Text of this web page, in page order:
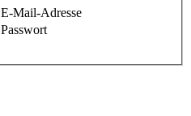
E-Mail-Adresse
Passwort